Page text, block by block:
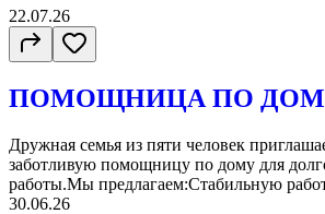
22.07.26
ПОМОЩНИЦА ПО
Дружная семья из пяти человек
заботливую помощницу по дому для
работы.Мы предлагаем:Стабильную
30.06.26